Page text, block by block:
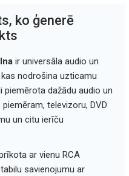
ko ģenerē
ir universāla audio un
nodrošina uzticamu
piemērota dažādu audio un
televizoru, DVD
un citu ierīču
ar vienu RCA
savienojumu ar